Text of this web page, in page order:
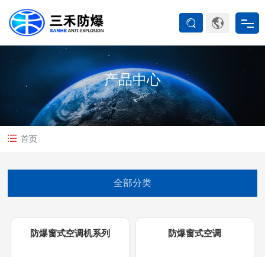
首页
ATEX系列
防爆空调
产品中心
首页
全部分类
防爆窗式空调机系列 防爆窗式空调